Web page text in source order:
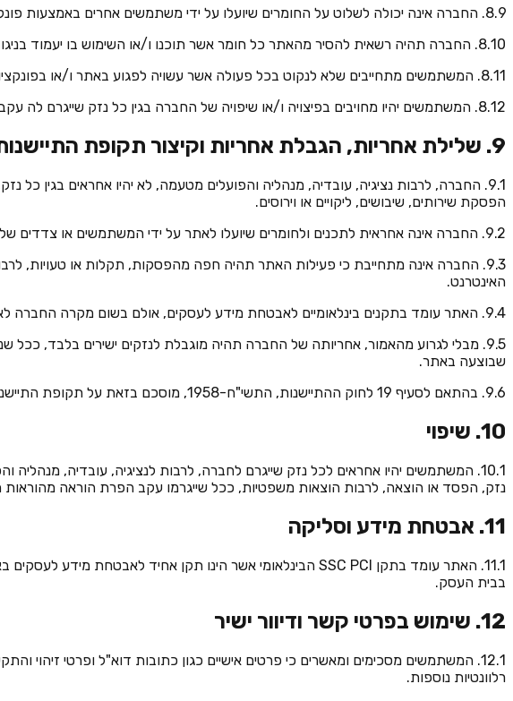
8.9. החברה אינה יכולה לשלוט על החומרים שיועלו על ידי משתמשים אחרים באמצעות פונקציית השיתוף, ולפיכך לא תהיה כל טענה כלפיה ביחס לחומרים אליהם ייחשפו המשתמשים כתוצאה משיתופם.
8.10. החברה תהיה רשאית להסיר מהאתר כל חומר אשר תוכנו ו/או השימוש בו יעמוד בניגוד לתקנון, בין ביוזמתה ובין כמענה לפנייה של צדדים שלישיים.
8.11. המשתמשים מתחייבים שלא לנקוט בכל פעולה אשר עשויה לפגוע באתר ו/או בפונקציות השיתוף, ובכלל זה להימנע ממשלוח ספאם, וירוסים, תולעים, סוסים טרויאניים או כל דבר אחר שעלול להסב נזק.
8.12. המשתמשים יהיו מחויבים בפיצויה ו/או שיפויה של החברה בגין כל נזק שייגרם לה עקב פעולת שיתוף שתיעשה שלא בהתאם להוראות תקנון זה.
9. שלילת אחריות, הגבלת אחריות וקיצור תקופת התיישנות
9.1. החברה, לרבות נציגיה, עובדיה, מנהליה והפועלים מטעמה, לא יהיו אחראים בגין כל
הפסקת שירותים, שיבושים, ליקויים או וירוסים.
9.2. החברה אינה אחראית לתכנים ולחומרים שיועלו לאתר על ידי המשתמשים או צדדים שלישיים, וכן אינה אחראית לכל פעילות בלתי חוקית ו/או בלתי מוסרית שתבוצע על ידם.
9.3. החברה אינה מתחייבת כי פעילות האתר תהיה חפה מהפסקות, תקלות או
האינטרנט.
9.4. האתר עומד בתקנים בינלאומיים לאבטחת מידע לעסקים, אולם בשום מקרה החברה לא תישא באחריות בנוגע לאבטחת מידע שהועלה לאתר על ידי המשתמשים.
9.5. מבלי לגרוע מהאמור, אחריותה של החברה תהיה מוגבלת לנזקים ישירים בלבד,
שבוצעה באתר.
9.6. בהתאם לסעיף 19 לחוק ההתיישנות, התשי"ח-1958, מוסכם בזאת על תקופת התיישנות מוסכמת של שנה אחת ממועד ביצוע הפרסום הרלוונטי באתר ו/או האירוע נשוא פניית המשתמשים.
10. שיפוי
10.1. המשתמשים יהיו אחראים לכל נזק שייגרם לחברה, לרבות לנציגיה, עובדיה,
נזק, הפסד או הוצאה, לרבות הוצאות משפטיות, ככל שייגרמו עקב הפרת הוראה מהוראות
11. אבטחת מידע וסליקה
בבית העסק.
12. שימוש בפרטי קשר ודיוור ישיר
12.1. המשתמשים מסכימים ומאשרים כי פרטים אישיים כגון כתובות דוא"ל ופרטי
רלוונטיות נוספות.